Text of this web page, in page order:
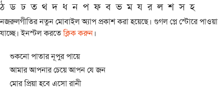
ঠ ড ঢ ত থ দ ধ ন প ফ ব ভ ম য র ল শ স হ
নজরুলগীতির নতুন মোবাইল অ্যাপ প্রকাশ করা হয়েছে। গুগল প্লে স্টোরে পাওয়া
যাচ্ছে। ইনস্টল করতেক্লিক করুন।
শুকনো পাতার নূপুর পায়ে
আমার আপনার চেয়ে আপন যে জন
মোর প্রিয়া হবে এসো রানী